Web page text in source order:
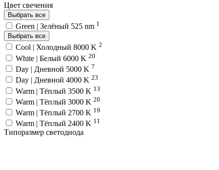
Цвет свечения
Выбрать все
Green | Зелёный 525 nm 1
Выбрать все
Cool | Холодный 8000 K 2
White | Белый 6000 K 20
Day | Дневной 5000 K 7
Day | Дневной 4000 K 23
Warm | Тёплый 3500 K 13
Warm | Тёплый 3000 K 20
Warm | Тёплый 2700 K 19
Warm | Тёплый 2400 K 11
Типоразмер светодиода